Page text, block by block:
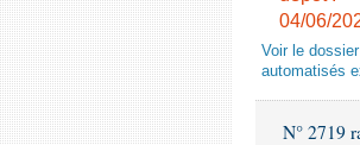
04/06/
Voir le
automatisés
N° 2719